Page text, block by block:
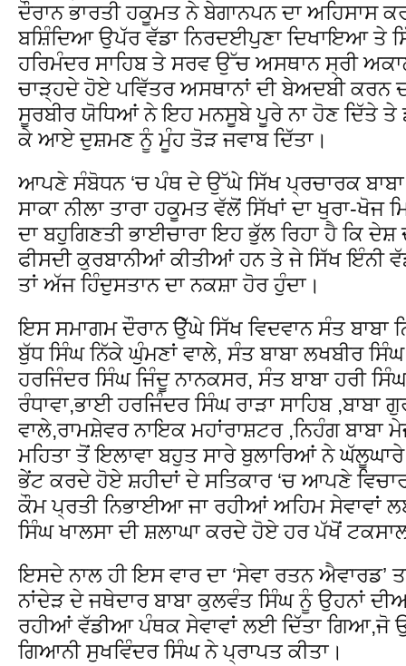
ਦੌਰਾਨ ਭਾਰਤੀ ਹਕੂਮਤ ਨੇ ਬੇਗਾਨਪਨ ਦਾ ਅਹਿਸਾਸ
ਬਸ਼ਿੰਦਿਆ ਉਪੱਰ ਵੱਡਾ ਨਿਰਦਈਪੁਣਾ ਦਿਖਾਇਆ ਤੇ
ਹਰਿਮੰਦਰ ਸਾਹਿਬ ਤੇ ਸਰਵ ਉੱਚ ਅਸਥਾਨ ਸ੍ਰੀ
ਚਾੜ੍ਹਦੇ ਹੋਏ ਪਵਿੱਤਰ ਅਸਥਾਨਾਂ ਦੀ ਬੇਅਦਬੀ ਕਰਨ
ਸੂਰਬੀਰ ਯੋਧਿਆਂ ਨੇ ਇਹ ਮਨਸੂਬੇ ਪੂਰੇ ਨਾ ਹੋਣ ਦਿੱਤੇ
ਕੇ ਆਏ ਦੁਸ਼ਮਣ ਨੂੰ ਮੂੰਹ ਤੋੜ ਜਵਾਬ ਦਿੱਤਾ।
ਆਪਣੇ ਸੰਬੋਧਨ ‘ਚ ਪੰਥ ਦੇ ਉੱਘੇ ਸਿੱਖ ਪ੍ਰਚਾਰਕ ਬਾਬਾ
ਸਾਕਾ ਨੀਲਾ ਤਾਰਾ ਹਕੂਮਤ ਵੱਲੋਂ ਸਿੱਖਾਂ ਦਾ ਖੁਰਾ-ਖੋਜ
ਦਾ ਬਹੁਗਿਣਤੀ ਭਾਈਚਾਰਾ ਇਹ ਭੁੱਲ ਰਿਹਾ ਹੈ ਕਿ
ਫੀਸਦੀ ਕੁਰਬਾਨੀਆਂ ਕੀਤੀਆਂ ਹਨ ਤੇ ਜੇ ਸਿੱਖ ਇੰਨੀ
ਤਾਂ ਅੱਜ ਹਿੰਦੁਸਤਾਨ ਦਾ ਨਕਸ਼ਾ ਹੋਰ ਹੁੰਦਾ।
ਇਸ ਸਮਾਗਮ ਦੌਰਾਨ ੳੇੁੱਘੇ ਸਿੱਖ ਵਿਦਵਾਨ ਸੰਤ ਬਾਬਾ
ਬੁੱਧ ਸਿੰਘ ਨਿੱਕੇ ਘੁੰਮਣਾਂ ਵਾਲੇ, ਸੰਤ ਬਾਬਾ ਲਖਬੀਰ ਸਿੰਘ
ਹਰਜਿੰਦਰ ਸਿੰਘ ਜਿੰਦੂ ਨਾਨਕਸਰ, ਸੰਤ ਬਾਬਾ ਹਰੀ
ਰੰਧਾਵਾ,ਭਾਈ ਹਰਜਿੰਦਰ ਸਿੰਘ ਰਾੜਾ ਸਾਹਿਬ ,ਬਾਬਾ
ਵਾਲੇ,ਰਾਮਸ਼ੇਵਰ ਨਾਇਕ ਮਹਾਂਰਾਸ਼ਟਰ ,ਨਿਹੰਗ ਬਾਬਾ
ਮਹਿਤਾ ਤੋਂ ਇਲਾਵਾ ਬਹੁਤ ਸਾਰੇ ਬੁਲਾਰਿਆਂ ਨੇ
ਭੇਂਟ ਕਰਦੇ ਹੋਏ ਸ਼ਹੀਦਾਂ ਦੇ ਸਤਿਕਾਰ ‘ਚ ਆਪਣੇ
ਕੌਮ ਪ੍ਰਤੀ ਨਿਭਾਈਆ ਜਾ ਰਹੀਆਂ ਅਹਿਮ ਸੇਵਾਵਾਂ
ਸਿੰਘ ਖਾਲਸਾ ਦੀ ਸ਼ਲਾਘਾ ਕਰਦੇ ਹੋਏ ਹਰ ਪੱਖੋਂ
ਇਸਦੇ ਨਾਲ ਹੀ ਇਸ ਵਾਰ ਦਾ ‘ਸੇਵਾ ਰਤਨ ਐਵਾਰਡ’
ਨਾਂਦੇੜ ਦੇ ਜਥੇਦਾਰ ਬਾਬਾ ਕੁਲਵੰਤ ਸਿੰਘ ਨੂੰ ਉਹਨਾਂ
ਰਹੀਆਂ ਵੱਡੀਆ ਪੰਥਕ ਸੇਵਾਵਾਂ ਲਈ ਦਿੱਤਾ ਗਿਆ,ਜੋ
ਗਿਆਨੀ ਸੁਖਵਿੰਦਰ ਸਿੰਘ ਨੇ ਪ੍ਰਾਪਤ ਕੀਤਾ।